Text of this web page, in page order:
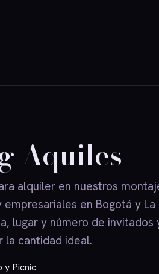
Aquiles
alquiler en nuestros
en Bogotá y La
lugar y número de invitados
la cantidad ideal.
y Picnic